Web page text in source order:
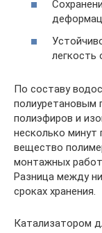
легкость
По составу
полиуретановым
полиэфиров и
несколько минут
вещество
монтажных
Разница между
сроках хранения.
Катализатором